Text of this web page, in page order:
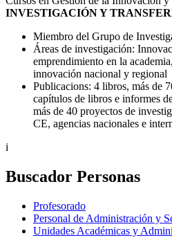
INVESTIGACIÓN Y
Miembro del Grupo de
Áreas de investigación:
emprendimiento en la
innovación nacional y regional
Publicacions: 4 libros, más de
capítulos de libros e informes
más de 40 proyectos de
CE, agencias nacionales e
i
Buscador Personas
Profesorado
Personal de Administración y
Unidades Académicas y